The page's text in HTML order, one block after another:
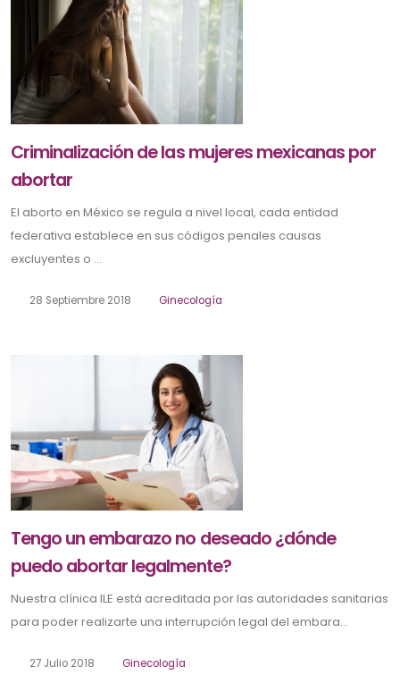
Criminalización de las mujeres mexicanas por
abortar
El aborto en México se regula a nivel local, cada entidad
federativa establece en sus códigos penales causas
excluyentes o ...
28 Septiembre 2018 Ginecología
Tengo un embarazo no deseado ¿dónde
puedo abortar legalmente?
Nuestra clínica ILE está acreditada por las autoridades sanitarias
para poder realizarte una interrupción legal del embara...
27 Julio 2018 Ginecología